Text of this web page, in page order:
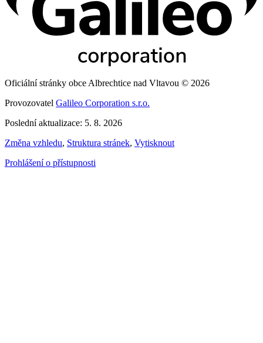
Oficiální stránky obce Albrechtice nad Vltavou © 2026
Provozovatel Galileo Corporation s.r.o.
Poslední aktualizace: 5. 8. 2026
Změna vzhledu, Struktura stránek, Vytisknout
Prohlášení o přístupnosti